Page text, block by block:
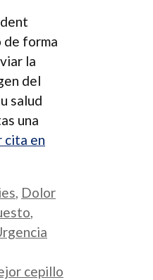
de forma
la
del
salud
una
cita en
Dolor
cepillo